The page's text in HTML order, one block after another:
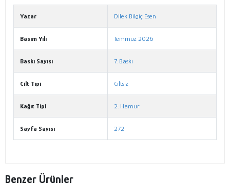
Yazar Dilek Bilgiç Esen
Basım Yılı Temmuz 2026
Baskı Sayısı 7. Baskı
Cilt Tipi Ciltsiz
Kağıt Tipi 2. Hamur
Sayfa Sayısı 272
Benzer Ürünler